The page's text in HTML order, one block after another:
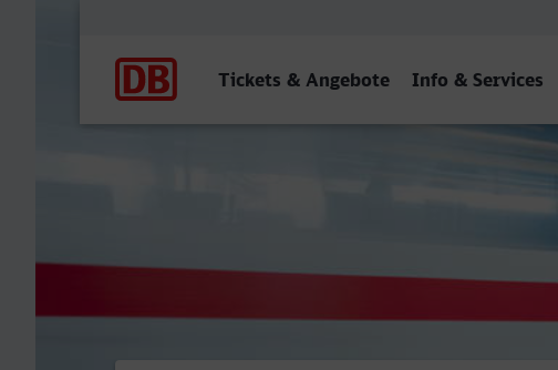
Tickets & Angebote Info & Services